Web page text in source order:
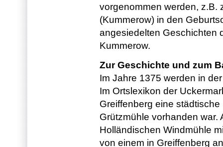
vorgenommen werden, z.B.
(Kummerow) in den
angesiedelten Geschichten
Kummerow.
Zur Geschichte und zum
Im Jahre 1375 werden in
Im Ortslexikon der
Greiffenberg eine
Grützmühle vorhanden
Holländischen Windmühle
von einem in Greiffenberg